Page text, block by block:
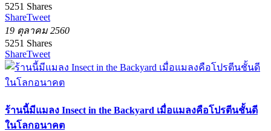
5251 Shares
ShareTweet
19 ตุลาคม 2560
5251 Shares
ShareTweet
ร้านนี้มีแมลง Insect in the Backyard เมื่อแมลงคือโปรตีนชั้นดี
ในโลกอนาคต